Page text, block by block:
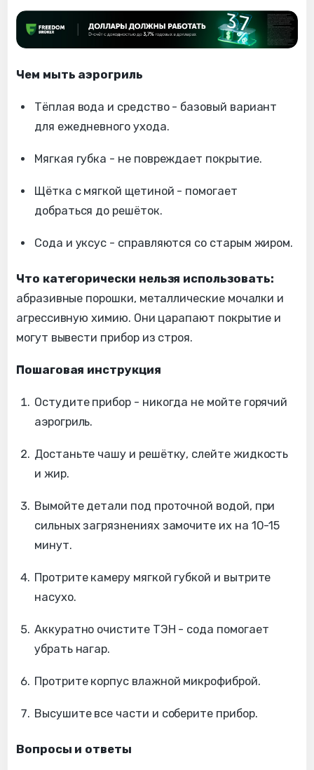
Чем мыть аэрогриль
Тёплая вода и средство - базовый вариант
для ежедневного ухода.
Мягкая губка - не повреждает покрытие.
Щётка с мягкой щетиной - помогает
добраться до решёток.
Сода и уксус - справляются со старым жиром.
Что категорически нельзя использовать:
абразивные порошки, металлические мочалки и
агрессивную химию. Они царапают покрытие и
могут вывести прибор из строя.
Пошаговая инструкция
Остудите прибор - никогда не мойте горячий
аэрогриль.
Достаньте чашу и решётку, слейте жидкость
и жир.
Вымойте детали под проточной водой, при
сильных загрязнениях замочите их на 10-15
минут.
Протрите камеру мягкой губкой и вытрите
насухо.
Аккуратно очистите ТЭН - сода помогает
убрать нагар.
Протрите корпус влажной микрофиброй.
Высушите все части и соберите прибор.
Вопросы и ответы